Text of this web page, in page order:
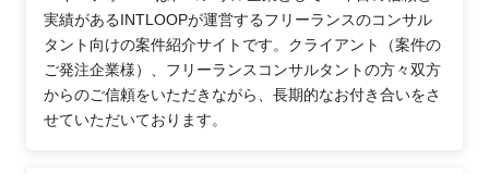
実績があるINTLOOPが運営するフリーランスのコンサル
タント向けの案件紹介サイトです。クライアント（案件の
ご発注企業様）、フリーランスコンサルタントの方々双方
からのご信頼をいただきながら、長期的なお付き合いをさ
せていただいております。